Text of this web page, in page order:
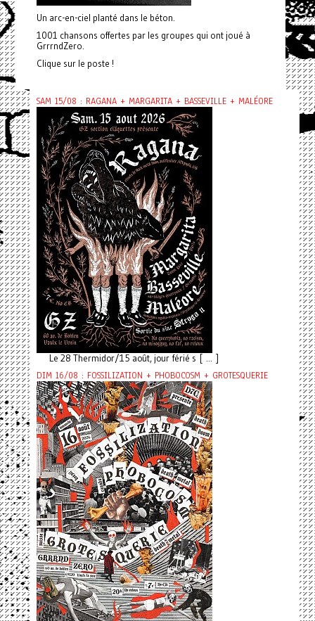
Un arc-en-ciel planté dans le béton.
1001 chansons offertes par les groupes qui ont joué à
GrrrndZero.
Clique sur le poste !
SAM 15/08 : RAGANA + MARGARITA + BASSEVILLE + MALÉORE
Le 28 Thermidor/15 août, jour férié s [ ... ]
DIM 16/08 : FOSSILIZATION + PHOBOCOSM + GROTESQUERIE